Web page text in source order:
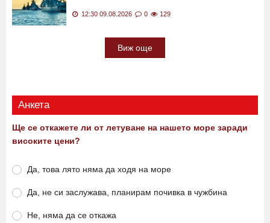
12:30 09.08.2026 0 129
Виж още
Анкета
Ще се откажете ли от летуване на нашето море заради
високите цени?
Да, това лято няма да ходя на море
Да, не си заслужава, планирам почивка в чужбина
Не, няма да се откажа